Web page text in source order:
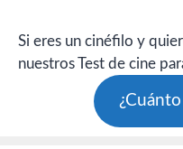
Si eres un cinéfilo y
nuestros Test de cine